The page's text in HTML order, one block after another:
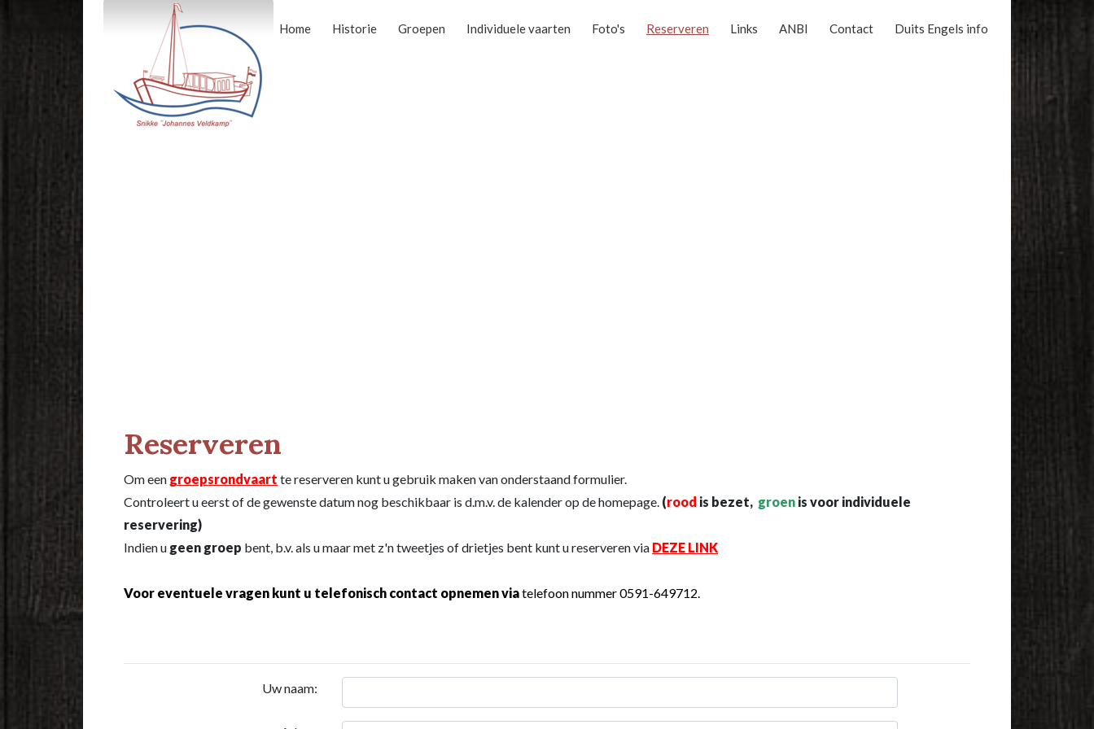
Home Historie Groepen Individuele vaarten Foto's Reserveren Links ANBI Contact Duits Engels info
Reserveren
Om een groepsrondvaart te reserveren kunt u gebruik maken van onderstaand formulier.
Controleert u eerst of de gewenste datum nog beschikbaar is d.m.v. de kalender op de homepage. (rood is bezet, groen is voor individuele
reservering)
Indien u geen groep bent, b.v. als u maar met z'n tweetjes of drietjes bent kunt u reserveren via DEZE LINK
Voor eventuele vragen kunt u telefonisch contact opnemen viatelefoon nummer 0591-649712.
Uw naam: